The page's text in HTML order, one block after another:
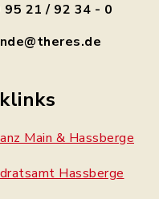
95 21 / 92 34 - 0
Main & Hassberge
Hassberge